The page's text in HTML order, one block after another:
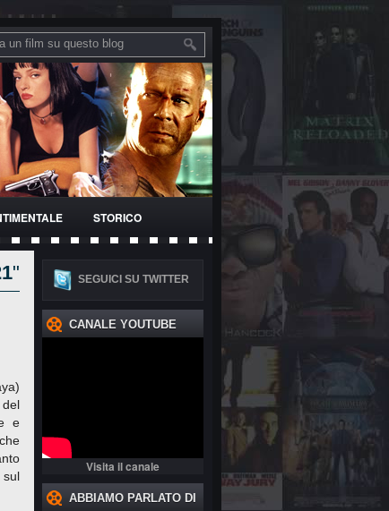
STORICO
"
e
SEGUICI SU TWITTER
CANALE YOUTUBE
Visita il canale
ABBIAMO PARLATO DI